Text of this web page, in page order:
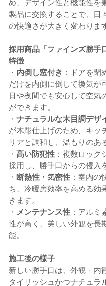
め、デザイン性と機能性を
製品に交換することで、日
の快適さが大きく変わりま
採用商品「ファインズ勝手
特徴
・ 内倒し窓付き ：ドアを閉
だけを内側に倒して換気が
日や夜間でも安心して空気
ができます。
・ ナチュラルな木目調デザ
が木彫仕上げのため、キッ
リアと調和し、温もりのあ
・ 高い防犯性 ：複数ロック
採用し、勝手口からの侵入
・ 断熱性・気密性 ：室内の
ち、冷暖房効率を高める効
きます。
・ メンテナンス性 ：アルミ
性が高く、美しい外観を長
能。
施工後の様子
新しい勝手口は、外観・内
タイリッシュかつナチュラ